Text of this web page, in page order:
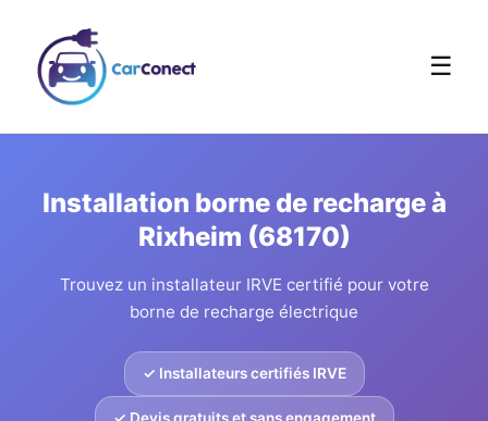
☰
Installation borne de recharge à
Rixheim (68170)
Trouvez un installateur IRVE certifié pour votre
borne de recharge électrique
✓ Installateurs certifiés IRVE